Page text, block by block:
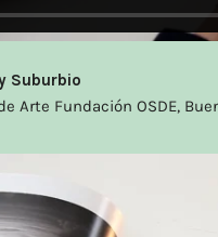
Suburbio
Arte Fundación OSDE,